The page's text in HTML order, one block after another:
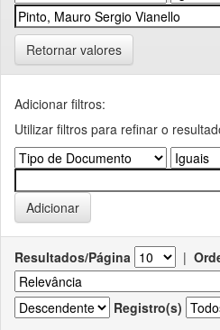
Retornar valores
Adicionar filtros:
Utilizar filtros para refinar o
Resultados/Página |
Registro(s)